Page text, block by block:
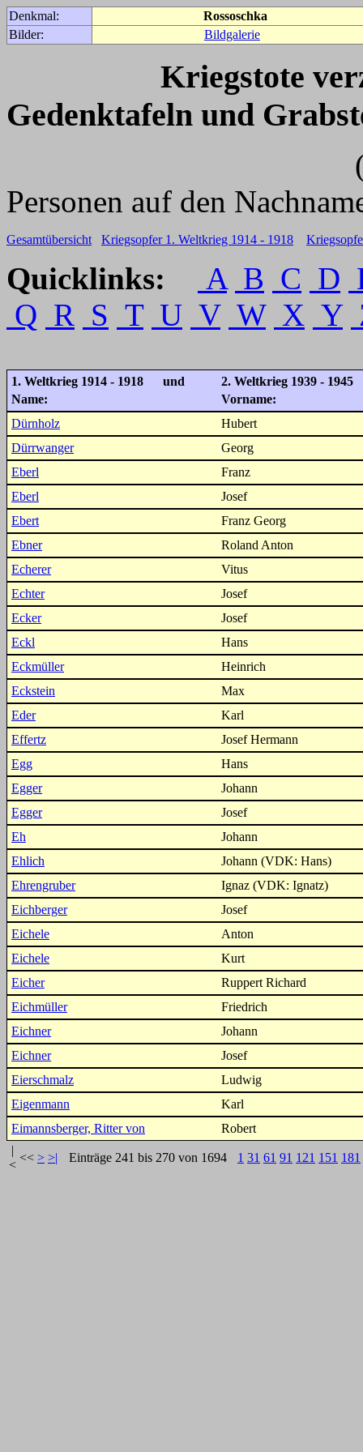
Denkmal:
Rossoschka
Bilder:
Bildgalerie
Kriegstote
Gedenktafeln und
(Für weitere
Personen auf den
Gesamtübersicht Kriegsopfer 1. Weltkrieg 1914 - 1918
Quicklinks: A B C D
Q R S T U V W X Y
1. Weltkrieg 1914 - 1918 und
2. Weltkrieg 1939 - 1945
Name:
Vorname:
Dürnholz
Hubert
Dürrwanger
Georg
Eberl
Franz
Eberl
Josef
Ebert
Franz Georg
Ebner
Roland Anton
Echerer
Vitus
Echter
Josef
Ecker
Josef
Eckl
Hans
Eckmüller
Heinrich
Eckstein
Max
Eder
Karl
Effertz
Josef Hermann
Egg
Hans
Egger
Johann
Egger
Josef
Eh
Johann
Ehlich
Johann (VDK: Hans)
Ehrengruber
Ignaz (VDK: Ignatz)
Eichberger
Josef
Eichele
Anton
Eichele
Kurt
Eicher
Ruppert Richard
Eichmüller
Friedrich
Eichner
Johann
Eichner
Josef
Eierschmalz
Ludwig
Eigenmann
Karl
Eimannsberger, Ritter von
Robert
|
<
<< > >| Einträge 241 bis 270 von 1694 1 31 61 91 121 151 181